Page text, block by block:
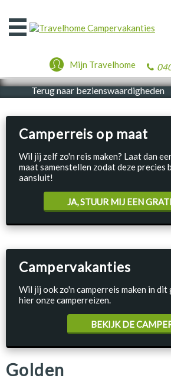
Open
het
Mijn Travelhome
Terug naar bezienswaardigheden
Golden
Camperreis op maat
Wil jij zelf zo'n reis maken? Laat dan
maat samenstellen zodat deze precies
aansluit!
JA, STUUR MIJ EEN
Campervakanties
Wil jij ook zo'n camperreis maken in dit
hier onze camperreizen.
BEKIJK DE